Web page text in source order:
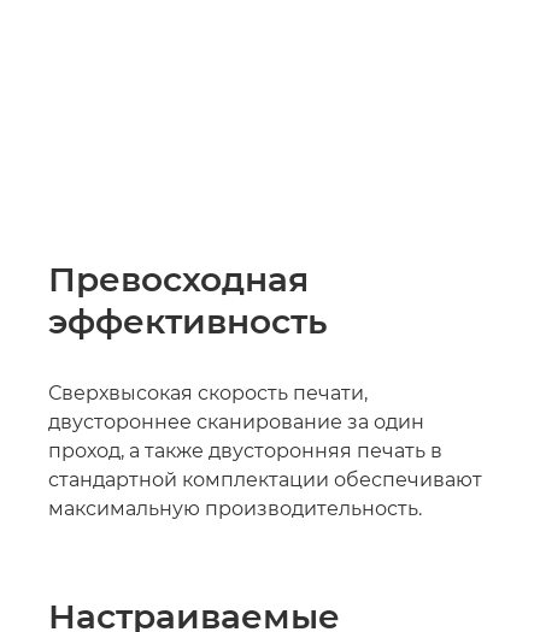
Превосходная
эффективность
Сверхвысокая скорость печати,
двустороннее сканирование за один
проход, а также двусторонняя печать в
стандартной комплектации обеспечивают
максимальную производительность.
Настраиваемые